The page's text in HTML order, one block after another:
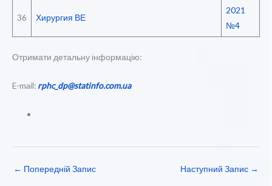
36 Хирургия ВЕ
2021
№4
Отримати детальну інформацію:
E-mail: rphc_dp@statinfo.com.ua
← Попередній Запис Наступний Запис →